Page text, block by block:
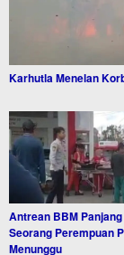
Karhutla Menelan
Antrean BBM
Seorang Perempuan
Menunggu